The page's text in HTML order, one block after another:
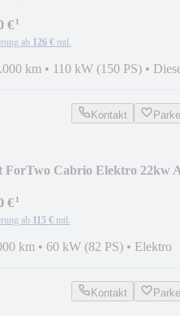
€¹
ab 126 € mtl.
km • 110 kW (150 PS) •
Kontakt
ForTwo Cabrio Elektro 22kw
€¹
ab 115 € mtl.
km • 60 kW (82 PS) • Elektro
Kontakt